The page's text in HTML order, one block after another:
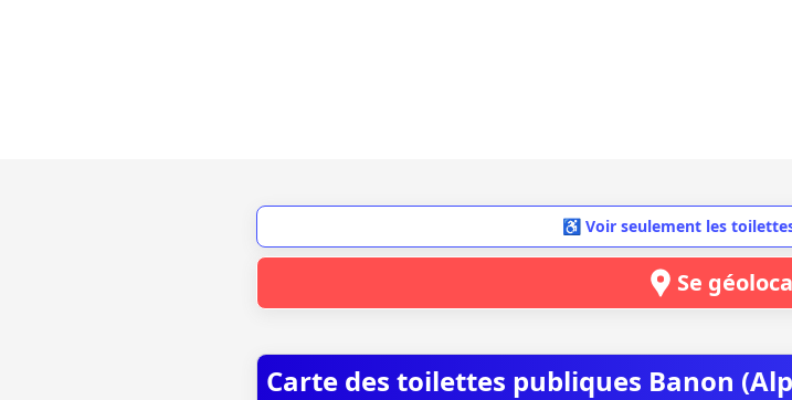
♿ Voir seulement les
Se
Carte des toilettes publiques Banon